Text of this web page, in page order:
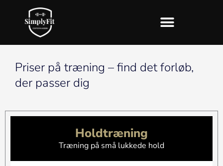
indholdet
Priser på træning – find det forløb,
der passer dig
Holdtræning
Træning på små lukkede hold